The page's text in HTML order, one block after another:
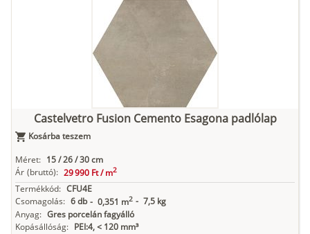
Castelvetro Fusion Cemento Esagona padlólap
Kosárba teszem
Méret: 15 / 26 / 30 cm
Ár (bruttó): 29 990 Ft /m2
Termékkód: CFU4E
Csomagolás: 6 db - 0,351 m2 - 7,5 kg
Anyag: Gres porcelán fagyálló
Kopásállóság: PEI:4, < 120 mm³